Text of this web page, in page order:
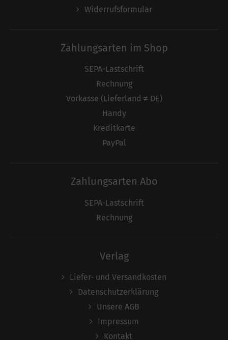
Widerrufsformular
Zahlungsarten im Shop
SEPA-Lastschrift
Rechnung
Vorkasse (Lieferland ≠ DE)
Handy
Kreditkarte
PayPal
Zahlungsarten Abo
SEPA-Lastschrift
Rechnung
Verlag
Liefer- und Versandkosten
Datenschutzerklärung
Unsere AGB
Impressum
Kontakt